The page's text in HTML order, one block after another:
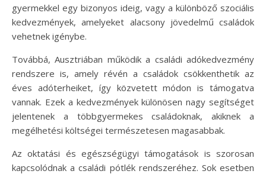
gyermekkel egy bizonyos ideig, vagy a különböző szociális
kedvezmények, amelyeket alacsony jövedelmű családok
vehetnek igénybe.
Továbbá, Ausztriában működik a családi adókedvezmény
rendszere is, amely révén a családok csökkenthetik az
éves adóterheiket, így közvetett módon is támogatva
vannak. Ezek a kedvezmények különösen nagy segítséget
jelentenek a többgyermekes családoknak, akiknek a
megélhetési költségei természetesen magasabbak.
Az oktatási és egészségügyi támogatások is szorosan
kapcsolódnak a családi pótlék rendszeréhez. Sok esetben